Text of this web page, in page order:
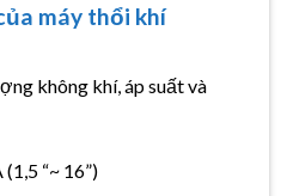
máy thổi khí
không khí, áp suất và
“~ 16”)